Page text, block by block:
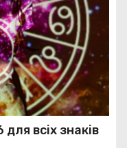
всіх знаків